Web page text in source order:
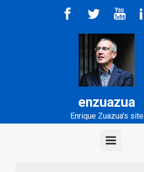
Skip to main content
enzuazua
Enrique Zuazua's site